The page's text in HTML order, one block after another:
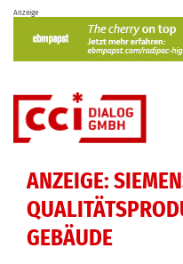
Skip
content
Anzeige
ANZEIGE:
GEBÄUDE